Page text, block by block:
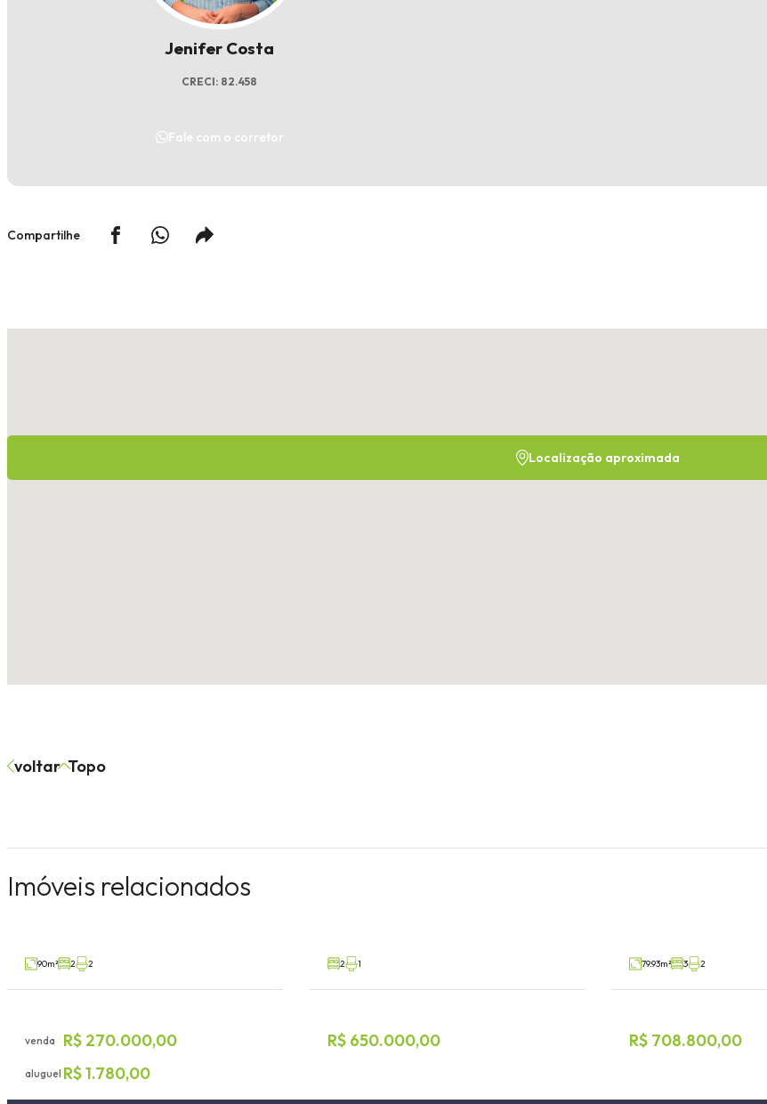
Jenifer Costa
CRECI: 82.458
Fale com o corretor
Compartilhe
Localização aproximada
voltar Topo
Imóveis relacionados
Sobrado 2 dormitórios
Languiru, Teutônia
90m² 2 2
venda R$ 270.000,00
aluguel R$ 1.780,00
2 1
R$ 650.000,00
79.93m² 3 2
R$ 708.800,00